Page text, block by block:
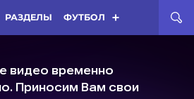
РАЗДЕЛЫ ФУТБОЛ